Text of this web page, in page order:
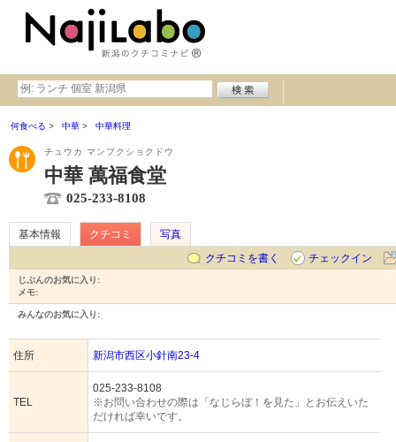
何食べる 中華 中華料理
チュウカ マンプクショクドウ
中華 萬福食堂
025-233-8108
基本情報 クチコミ
写真
クチコミを書く
チェックイン
じぶんのお気に入り:
メモ:
みんなのお気に入り:
住所 新潟市西区小針南23-4
TEL
025-233-8108
※お問い合わせの際は「なじらぼ！を見た」とお伝えいた
だければ幸いです。